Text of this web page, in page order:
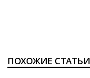
ПОХОЖИЕ СТАТЬИ